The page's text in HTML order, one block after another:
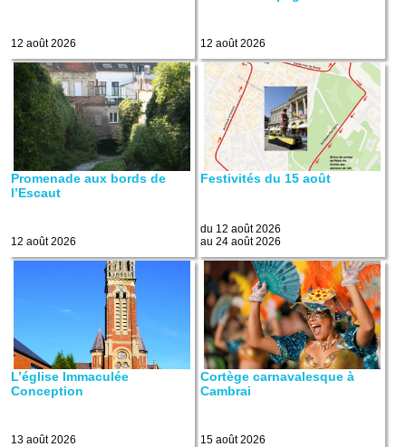
12 août 2026 12 août 2026
Promenade aux bords de
l’Escaut
12 août 2026
Festivités du 15 août
du 12 août 2026
au 24 août 2026
L’église Immaculée
Conception
13 août 2026
Cortège carnavalesque à
Cambrai
15 août 2026